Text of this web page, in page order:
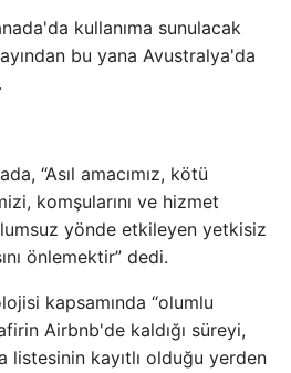
kullanıma sunulacak
bu yana Avustralya'da
“Asıl amacımız, kötü
komşularını ve hizmet
yönde etkileyen yetkisiz
önlemektir” dedi.
kapsamında “olumlu
Airbnb'de kaldığı süreyi,
listesinin kayıtlı olduğu yerden